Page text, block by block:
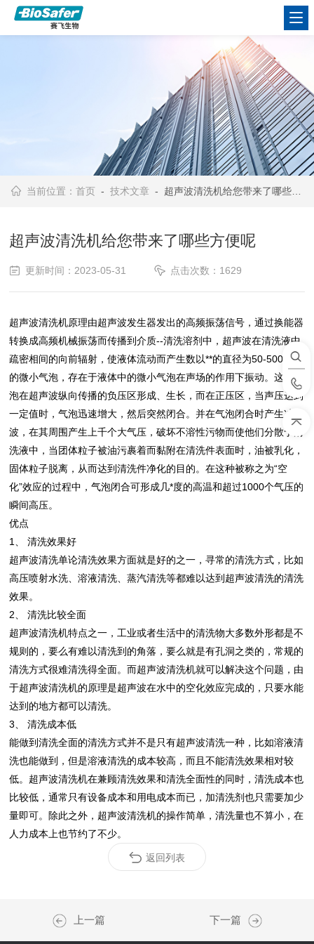
当前位置：首页 -技术文章 - 超声波清洗机给您带来了哪些方便呢
超声波清洗机给您带来了哪些方便呢
更新时间：2023-05-31 点击次数：1629
超声波清洗机原理由超声波发生器发出的高频振荡信号，通过换能器
转换成高频机械振荡而传播到介质--清洗溶剂中，超声波在清洗液中
疏密相间的向前辐射，使液体流动而产生数以**的直径为50-500μm
的微小气泡，存在于液体中的微小气泡在声场的作用下振动。这些气
泡在超声波纵向传播的负压区形成、生长，而在正压区，当声压达到
一定值时，气泡迅速增大，然后突然闭合。并在气泡闭合时产生冲击
波，在其周围产生上千个大气压，破坏不溶性污物而使他们分散于清
洗液中，当团体粒子被油污裹着而黏附在清洗件表面时，油被乳化，
固体粒子脱离，从而达到清洗件净化的目的。在这种被称之为“空
化”效应的过程中，气泡闭合可形成几*度的高温和超过1000个气压的
瞬间高压。
优点
1、 清洗效果好
超声波清洗单论清洗效果方面就是好的之一，寻常的清洗方式，比如
高压喷射水洗、溶液清洗、蒸汽清洗等都难以达到超声波清洗的清洗
效果。
2、 清洗比较全面
超声波清洗机特点之一，工业或者生活中的清洗物大多数外形都是不
规则的，要么有难以清洗到的角落，要么就是有孔洞之类的，常规的
清洗方式很难清洗得全面。而超声波清洗机就可以解决这个问题，由
于超声波清洗机的原理是超声波在水中的空化效应完成的，只要水能
达到的地方都可以清洗。
3、 清洗成本低
能做到清洗全面的清洗方式并不是只有超声波清洗一种，比如溶液清
洗也能做到，但是溶液清洗的成本较高，而且不能清洗效果相对较
低。超声波清洗机在兼顾清洗效果和清洗全面性的同时，清洗成本也
比较低，通常只有设备成本和用电成本而已，加清洗剂也只需要加少
量即可。除此之外，超声波清洗机的操作简单，清洗量也不算小，在
人力成本上也节约了不少。
返回列表
上一篇 下一篇